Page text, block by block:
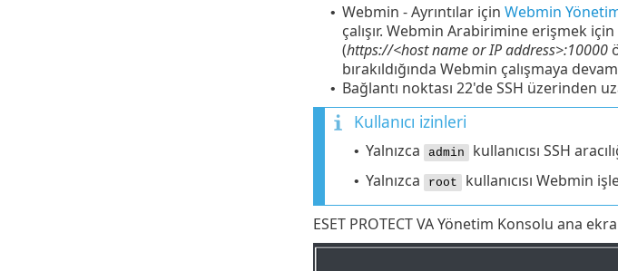
• Webmin - Ayrıntılar için Webmin
çalışır. Webmin Arabirimine erişmek
(https://<host name or IP address>:10000
bırakıldığında Webmin çalışmaya
• Bağlantı noktası 22'de SSH üzerinden
Kullanıcı izinleri
• Yalnızca admin kullanıcısı SSH
• Yalnızca root kullanıcısı Webmin
ESET PROTECT VA Yönetim Konsolu ana